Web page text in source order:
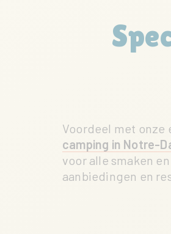
Voordeel met onze
camping in Notre-
voor alle smaken
aanbiedingen en